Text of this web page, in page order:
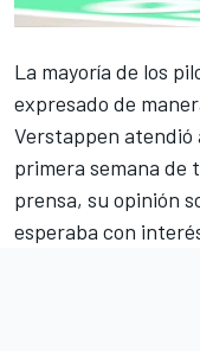
La mayoría de los
expresado de
Verstappen atendió
primera semana de
prensa, su opinión
esperaba con